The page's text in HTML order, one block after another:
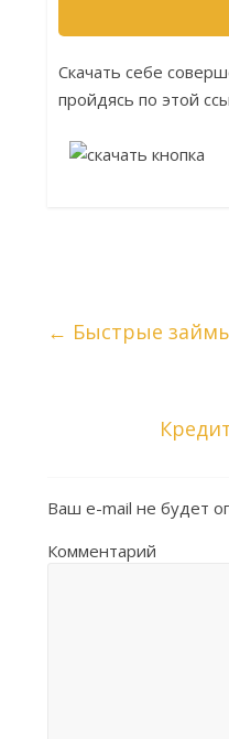
Скачать себе
пройдясь по этой
← Быстрые
Ваш e-mail не будет
Комментарий